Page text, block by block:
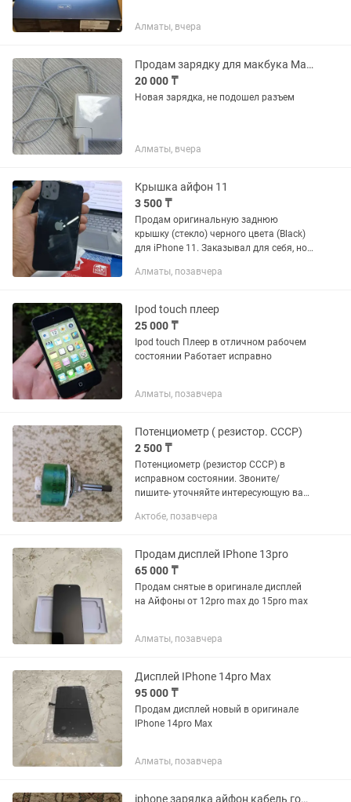
Алматы, вчера
Продам зарядку для макбука MagSafe 2
20 000 ₸
Новая зарядка, не подошел разъем
Алматы, вчера
Крышка айфон 11
3 500 ₸
Продам оригинальную заднюю
крышку (стекло) черного цвета (Black)
для iPhone 11. Заказывал для себя, но
деталь осталась без надобности.
Алматы, позавчера
Ipod touch плеер
25 000 ₸
Ipod touch Плеер в отличном рабочем
состоянии Работает исправно
Алматы, позавчера
Потенциометр ( резистор. СССР)
2 500 ₸
Потенциометр (резистор СССР) в
исправном состоянии. Звоните/
пишите- уточняйте интересующую вас
Актобе, позавчера
Продам дисплей IPhone 13pro
65 000 ₸
Продам снятые в оригинале дисплей
на Айфоны от 12pro max до 15pro max
Алматы, позавчера
Дисплей IPhone 14pro Max
95 000 ₸
Продам дисплей новый в оригинале
IPhone 14pro Max
Алматы, позавчера
iphone зарядка айфон кабель головка тайпей штекер лайтнинг блок питания